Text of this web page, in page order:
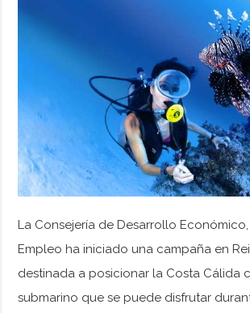
La Consejería de Desarrollo Económico,
Empleo ha iniciado una campaña en
destinada a posicionar la Costa Cálida
submarino que se puede disfrutar